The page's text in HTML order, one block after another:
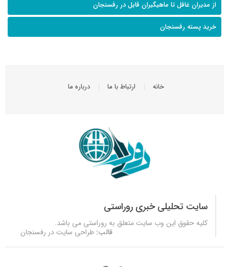
از مدیران غافل تا ماهیگیران قابل در رفسنجان
خرید پسته رفسنجان
خانه ارتباط با ما درباره ما
سایت تحلیلی خبری روراستی
کلیه حقوق این وب سایت متعلق به روراستی می باشد.
قالب: طراحی سایت در رفسنجان